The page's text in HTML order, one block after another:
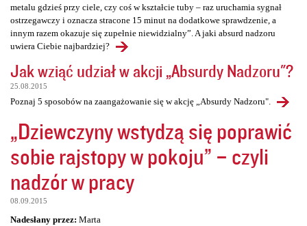
metalu gdzieś przy ciele, czy coś w kształcie tuby – raz uruchamia sygnał
ostrzegawczy i oznacza stracone 15 minut na dodatkowe sprawdzenie, a
innym razem okazuje się zupełnie niewidzialny”. A jaki absurd nadzoru
uwiera Ciebie najbardziej?
Jak wziąć udział w akcji „Absurdy Nadzoru"?
25.08.2015
Poznaj 5 sposobów na zaangażowanie się w akcję „Absurdy Nadzoru".
„Dziewczyny wstydzą się poprawić
sobie rajstopy w pokoju” – czyli
nadzór w pracy
08.09.2015
Nadesłany przez: Marta